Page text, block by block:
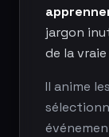
jargon
de la
Il anime